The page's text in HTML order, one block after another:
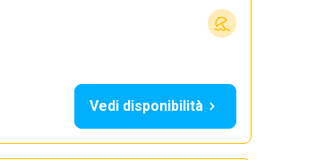
Vedi disponibilità